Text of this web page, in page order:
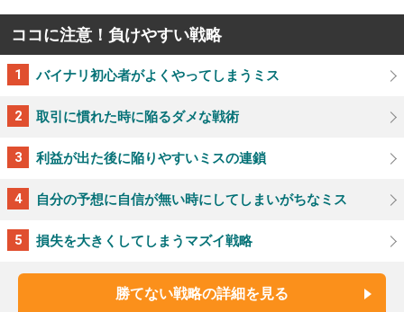
ココに注意！負けやすい戦略
バイナリ初心者がよくやってしまうミス
取引に慣れた時に陥るダメな戦術
利益が出た後に陥りやすいミスの連鎖
自分の予想に自信が無い時にしてしまいがちなミス
損失を大きくしてしまうマズイ戦略
勝てない戦略の詳細を見る